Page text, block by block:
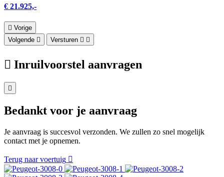
€ 21.925,-
Vorige
Volgende
Versturen
Inruilvoorstel aanvragen
Bedankt voor je aanvraag
Je aanvraag is succesvol verzonden. We zullen zo snel mogelijk
contact met je opnemen.
Terug naar voertuig